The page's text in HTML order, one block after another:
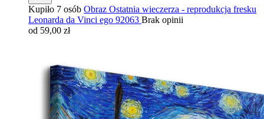
Kupiło 7 osób Obraz Ostatnia wieczerza - reprodukcja fresku
Leonarda da Vinci ego 92063 Brak opinii
od 59,00 zł